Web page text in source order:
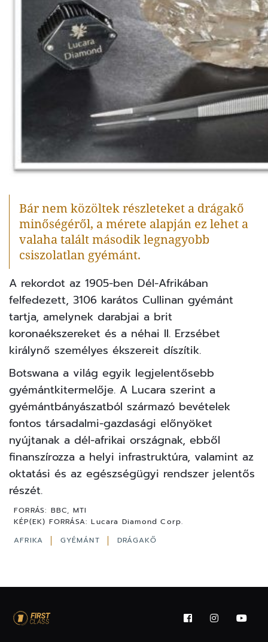
Bár nem közöltek részleteket a drágakő
minőségéről, a mérete alapján ez lehet a
valaha talált második legnagyobb
csiszolatlan gyémánt.
A rekordot az 1905-ben Dél-Afrikában
felfedezett, 3106 karátos Cullinan gyémánt
tartja, amelynek darabjai a brit
koronaékszereket és a néhai II. Erzsébet
királynő személyes ékszereit díszítik.
Botswana a világ egyik legjelentősebb
gyémántkitermelője. A Lucara szerint a
gyémántbányászatból származó bevételek
fontos társadalmi-gazdasági előnyöket
nyújtanak a dél-afrikai országnak, ebből
finanszírozza a helyi infrastruktúra, valamint az
oktatási és az egészségügyi rendszer jelentős
részét.
FORRÁS: BBC, MTI
KÉP(EK) FORRÁSA: Lucara Diamond Corp.
AFRIKA
GYÉMÁNT DRÁGAKŐ